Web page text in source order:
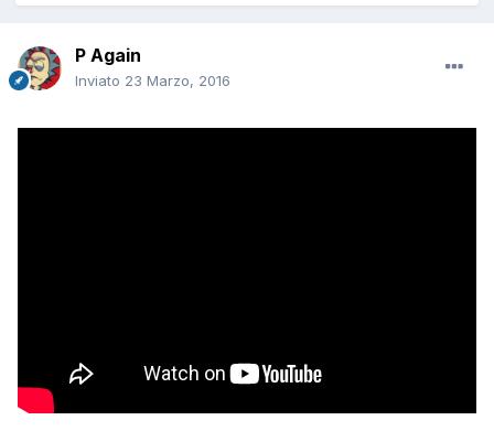
P Again
Inviato 23 Marzo, 2016